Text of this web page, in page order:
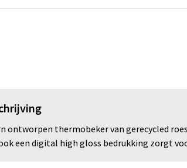
ontworpen thermobeker van gerecycled
een digital high gloss bedrukking zorgt